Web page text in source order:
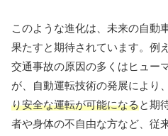
このような進化は、未来の自動
果たすと期待されています。例
交通事故の原因の多くはヒュー
が、自動運転技術の発展により、
り安全な運転が可能になると期
者や身体の不自由な方など、従